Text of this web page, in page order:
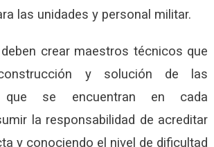
las unidades y personal militar.
crear maestros técnicos que
y solución de las
que se encuentran en cada
la responsabilidad de acreditar
y conociendo el nivel de dificultad